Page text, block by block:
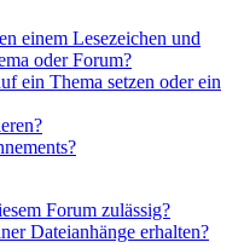
einem Lesezeichen und
oder Forum?
ein Thema setzen oder ein
Forum zulässig?
Dateianhänge erhalten?